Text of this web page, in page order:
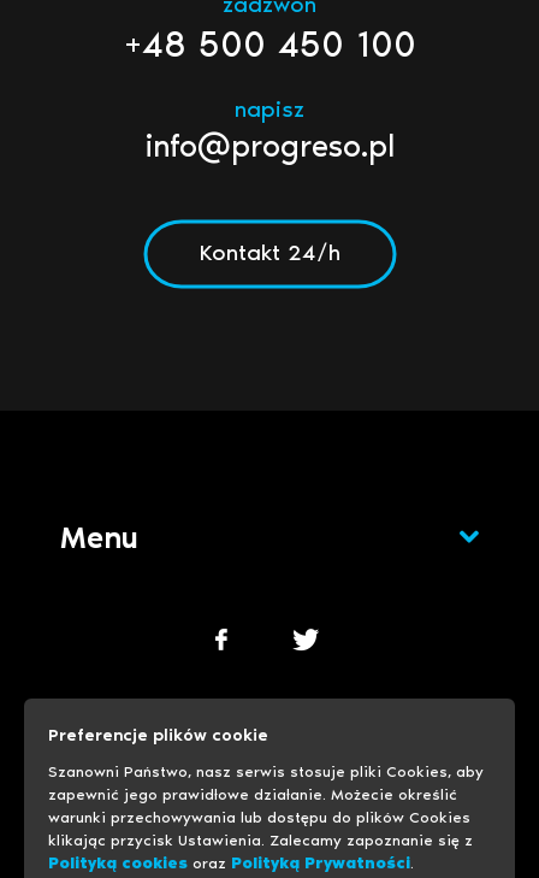
+48 500 450 100
napisz
info@progreso.pl
Kontakt 24/h
Menu
© 1999-2026 ProgresoUsługi hostingowe
Preferencje plików cookie
Szanowni Państwo, nasz serwis stosuje pliki Cookies, aby
zapewnić jego prawidłowe działanie. Możecie określić
warunki przechowywania lub dostępu do plików Cookies
klikając przycisk Ustawienia. Zalecamy zapoznanie się z
Polityką cookies oraz Polityką Prywatności.